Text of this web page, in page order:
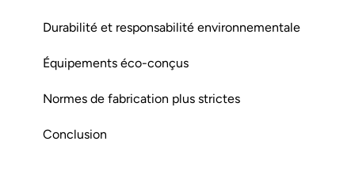
Durabilité et responsabilité environnementale
Équipements éco-conçus
Normes de fabrication plus strictes
Conclusion